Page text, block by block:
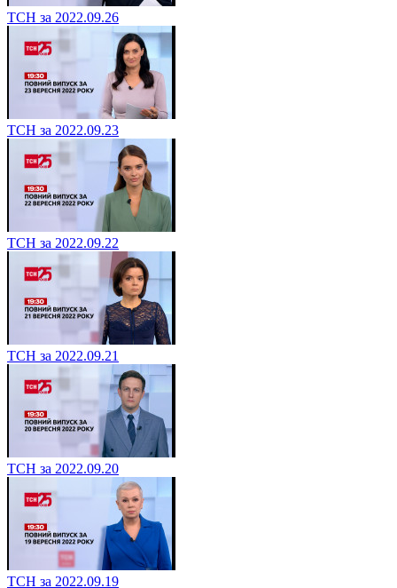
ТСН за 2022.09.26
ТСН за 2022.09.23
ТСН за 2022.09.22
ТСН за 2022.09.21
ТСН за 2022.09.20
ТСН за 2022.09.19